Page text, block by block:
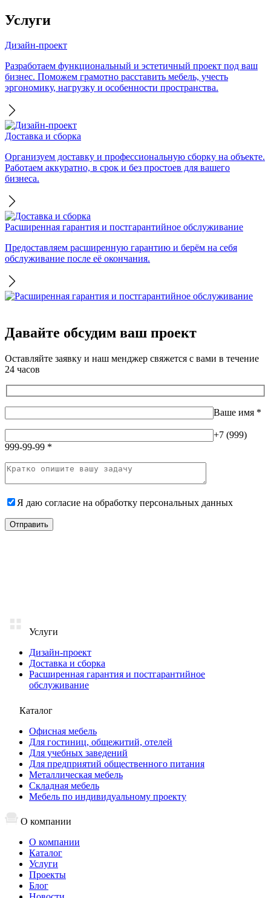
Услуги
Дизайн-проект
Разработаем функциональный и эстетичный проект под ваш
бизнес. Поможем грамотно расставить мебель, учесть
эргономику, нагрузку и особенности пространства.
Доставка и сборка
Организуем доставку и профессиональную сборку на объекте.
Работаем аккуратно, в срок и без простоев для вашего
бизнеса.
Расширенная гарантия и постгарантийное обслуживание
Предоставляем расширенную гарантию и берём на себя
обслуживание после её окончания.
Давайте обсудим ваш проект
Оставляйте заявку и наш менджер свяжется с вами в течение
24 часов
Ваше имя *
+7 (999)
999-99-99 *
Я даю согласие на обработку персональных данных
Услуги
Дизайн-проект
Доставка и сборка
Расширенная гарантия и постгарантийное
обслуживание
Каталог
Офисная мебель
Для гостиниц, общежитий, отелей
Для учебных заведений
Для предприятий общественного питания
Металлическая мебель
Складная мебель
Мебель по индивидуальному проекту
О компании
О компании
Каталог
Услуги
Проекты
Блог